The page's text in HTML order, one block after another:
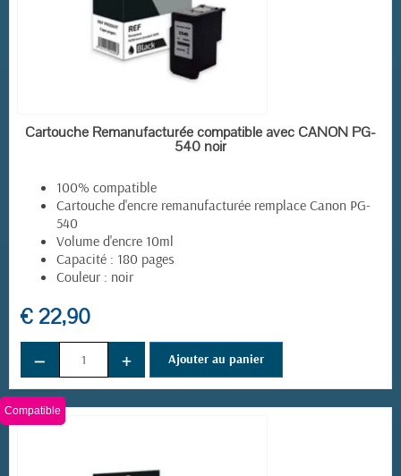
EN STOCK
Cartouche Remanufacturée compatible avec CANON PG-
540 noir
100% compatible
Cartouche d'encre remanufacturée remplace Canon PG-
540
Volume d'encre 10ml
Capacité : 180 pages
Couleur : noir
€ 22,90
− + Ajouter au panier
Compatible